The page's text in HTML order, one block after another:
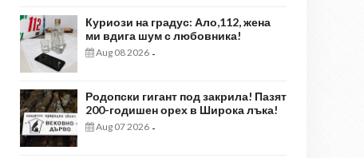
Куриози на градус: Ало,112, жена
ми вдига шум с любовника!
Aug 08 2026 -
Родопски гигант под закрила! Пазят
200-годишен орех в Широка лъка!
Aug 07 2026 -